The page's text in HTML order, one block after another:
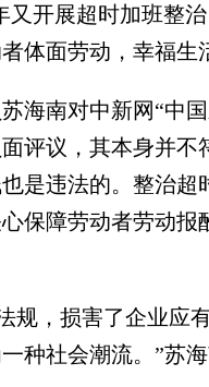
开展超时加班整治
体面劳动，幸福生
南对中新网“中国
评议，其本身并不
是违法的。整治超
保障劳动者劳动报
，损害了企业应
种社会潮流。”苏海